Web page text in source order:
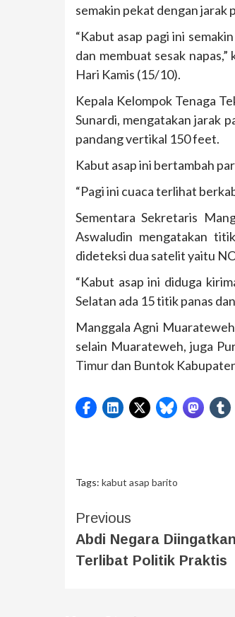
semakin pekat dengan jarak
“Kabut asap pagi ini
dan membuat sesak
Hari Kamis (15/10).
Kepala Kelompok Tenaga
Sunardi, mengatakan jarak
pandang vertikal 150 feet.
Kabut asap ini bertambah
“Pagi ini cuaca terlihat
Sementara Sekretaris
Aswaludin mengatakan
dideteksi dua satelit yaitu
“Kabut asap ini diduga
Selatan ada 15 titik panas
Manggala Agni
selain Muarateweh, juga
Timur dan Buntok
Tags: kabut asap barito
Previous
Abdi Negara
Terlibat Politik Praktis